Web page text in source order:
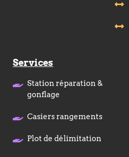
Services
Station réparation &
gonflage
Casiers rangements
Plot de délimitation